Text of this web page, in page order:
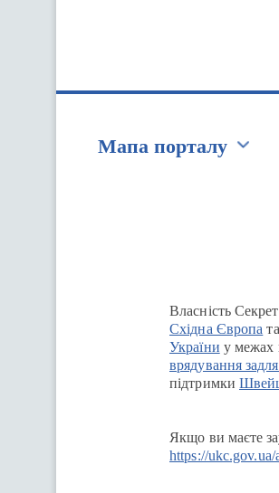
Мапа порталу
Власність
Східна Європа та
України у межах
врядування
підтримки
Якщо ви маєте
https://ukc.gov.ua/